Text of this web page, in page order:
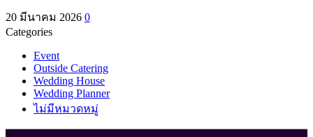
20 มีนาคม 2026 0
Categories
Event
Outside Catering
Wedding House
Wedding Planner
ไม่มีหมวดหมู่